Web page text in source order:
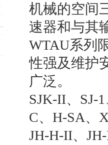
机械的空间
速器和与其
WTAU系列
性强及维护
广泛。
SJK-II、SJ-
C、H-SA、
JH-H-II、